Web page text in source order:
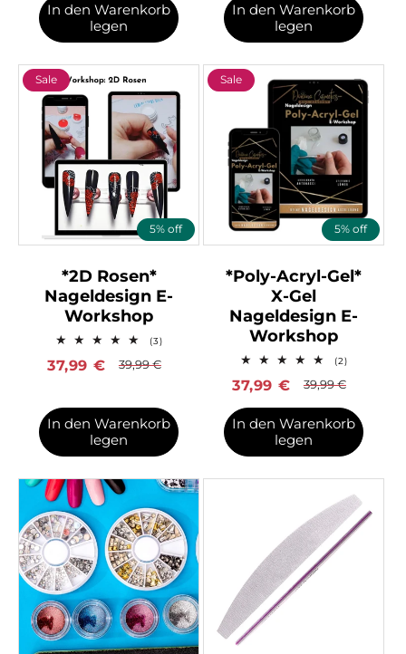
In den Warenkorb
legen
In den Warenkorb
legen
5% off
Sale
*2D Rosen*
Nageldesign E-
Workshop
(3)3
Verkaufspreis
37,99 €
Normaler
39,99€
In den Warenkorb
legen
5% off
Sale
*Poly-Acryl-Gel*
X-Gel
Nageldesign E-
Workshop
(2)2
Verkaufspreis
37,99 €
Normaler
Preis
39,99€
In den Warenkorb
legen